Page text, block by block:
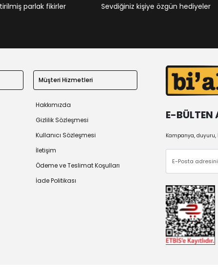
parlak fikirler Sevdiğiniz kişiye özgün hediyeler
Müşteri Hizmetleri
Hakkımızda
Gizlilik Sözleşmesi
Kullanıcı Sözleşmesi
İletişim
Ödeme ve Teslimat Koşulları
İade Politikası
E-BÜLTEN
Kampanya,